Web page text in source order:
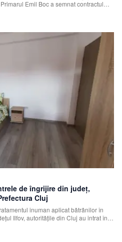
Emil Boc a semnat contractul
de îngrijire din județ,
Cluj
inuman aplicat bătrânilor în
Ilfov, autoritățile din Cluj au intrat în